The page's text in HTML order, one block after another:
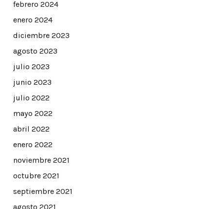
febrero 2024
enero 2024
diciembre 2023
agosto 2023
julio 2023
junio 2023
julio 2022
mayo 2022
abril 2022
enero 2022
noviembre 2021
octubre 2021
septiembre 2021
agosto 2021